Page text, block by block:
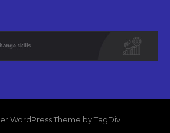
WordPress Theme by TagDiv